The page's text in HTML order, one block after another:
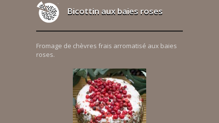
Bicottin aux baies roses
Fromage de chèvres frais arromatisé aux baies
roses.